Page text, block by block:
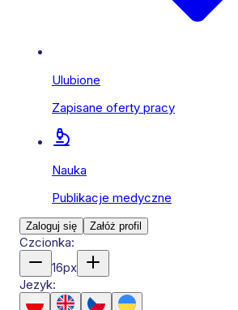
Ulubione
Zapisane oferty pracy
Nauka
Publikacje medyczne
Zaloguj się Załóż profil
Czcionka:
16px
Jezyk: